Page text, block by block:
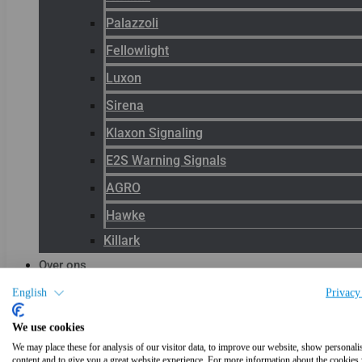
English
We use cookies
We may place these for analysis of our visitor data, to improve our website, show
Palazzoli
Fellowlight
Luxon
Sirena
Klaxon Signaling
E2S Warning Signals
AGRO
Hawke
Killark
Over ons
Blog
Productnieuws